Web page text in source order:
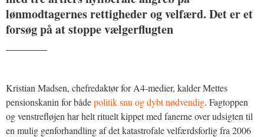
lønmodtagernes rettigheder og velfærd. Det er et
forsøg på at stoppe vælgerflugten
Kristian Madsen, chefredaktør for A4-medier, kalder Mettes
pensionskanin for bådepolitik snu og dybt nødvendig. Fagtoppen
og venstrefløjen har helt rituelt kippet med fanerne over udsigten til
en mulig genforhandling af det katastrofale velfærdsforlig fra 2006